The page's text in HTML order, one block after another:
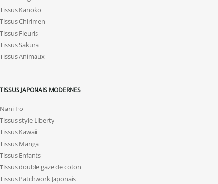
Tissus Kanoko
Tissus Chirimen
Tissus Fleuris
Tissus Sakura
Tissus Animaux
TISSUS JAPONAIS MODERNES
Nani Iro
Tissus style Liberty
Tissus Kawaii
Tissus Manga
Tissus Enfants
Tissus double gaze de coton
Tissus Patchwork Japonais